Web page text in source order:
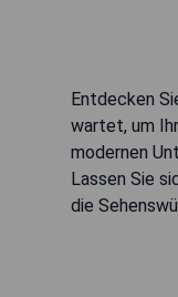
Entdecken
wartet, um
modernen
Lassen Sie
die